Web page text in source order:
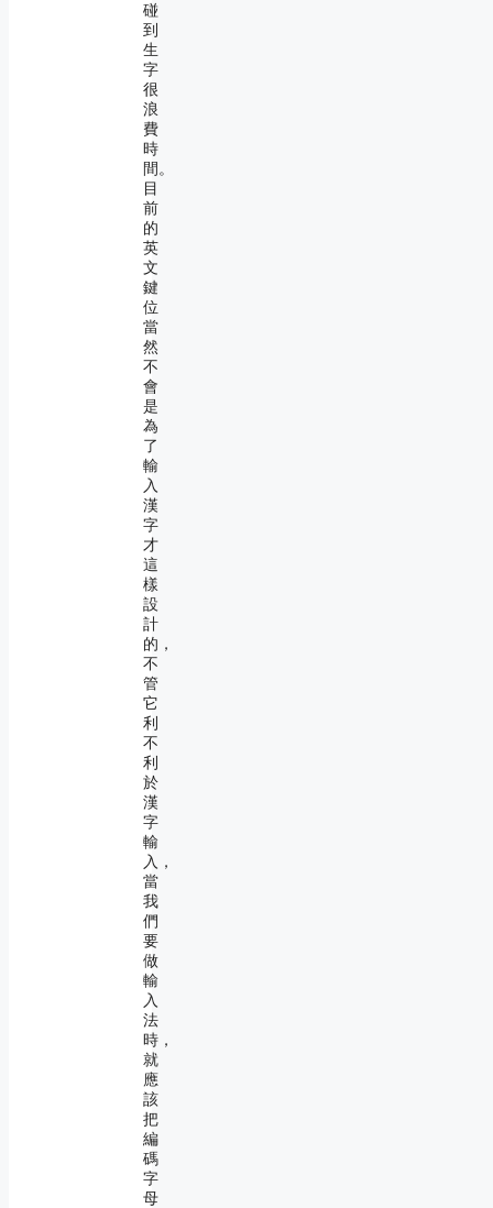
碰
到
生
字
很
浪
費
時
間。
目
前
的
英
文
鍵
位
當
然
不
會
是
為
了
輸
入
漢
字
才
這
樣
設
計
的，
不
管
它
利
不
利
於
漢
字
輸
入，
當
我
們
要
做
輸
入
法
時，
就
應
該
把
編
碼
字
母